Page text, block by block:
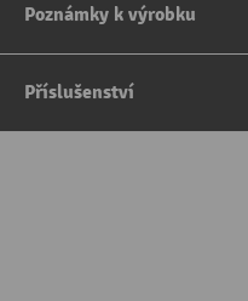
Poznámky k výrobku
Příslušenství